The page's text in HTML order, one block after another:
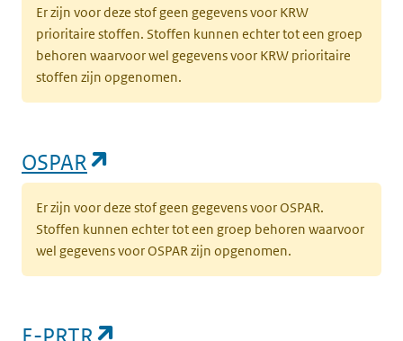
Er zijn voor deze stof geen gegevens voor KRW
prioritaire stoffen. Stoffen kunnen echter tot een groep
behoren waarvoor wel gegevens voor KRW prioritaire
stoffen zijn opgenomen.
OSPAR
Er zijn voor deze stof geen gegevens voor OSPAR.
Stoffen kunnen echter tot een groep behoren waarvoor
wel gegevens voor OSPAR zijn opgenomen.
E-PRTR